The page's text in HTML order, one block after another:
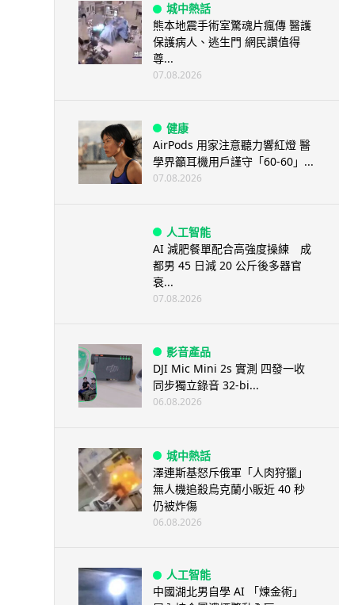
城中熱話
熊本地震手術室驚魂片瘋傳 醫護
保護病人、逃生門 網民讚值得
尊...
07.08.2026
健康
AirPods 用家注意聽力響紅燈 醫
學界籲耳機用戶謹守「60-60」...
07.08.2026
人工智能
AI 減肥餐單配合高強度操練 成
都男 45 日減 20 公斤後多器官
衰...
07.08.2026
影音產品
DJI Mic Mini 2s 實測 四發一收
同步獨立錄音 32-bi...
06.08.2026
城中熱話
澤連斯基怒斥俄軍「人肉狩獵」
無人機追殺烏克蘭小販近 40 秒
仍被炸傷
06.08.2026
人工智能
中國湖北男自學 AI 「煉金術」